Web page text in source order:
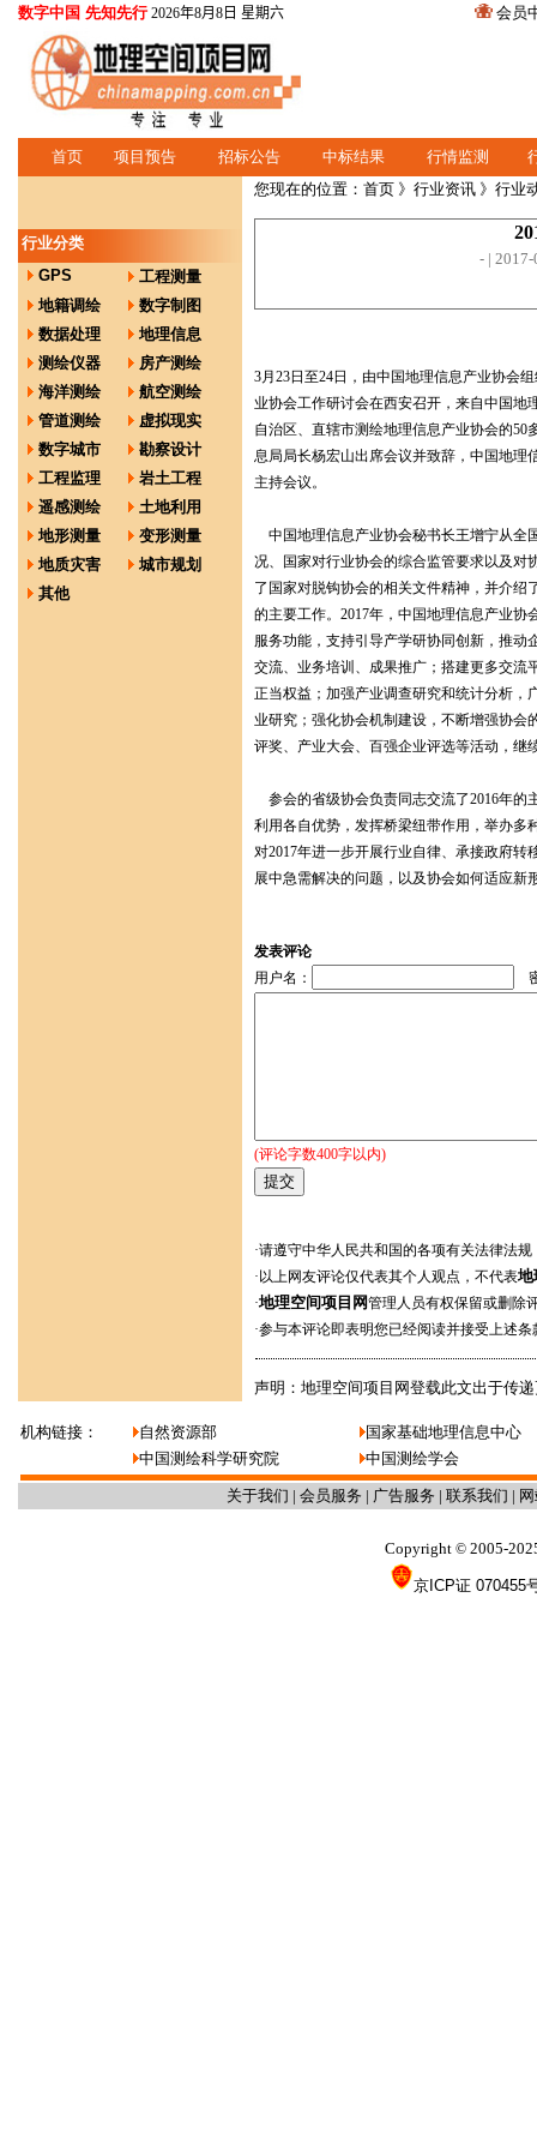
数字中国 先知先行 2026年8月8日 星期六 会员
首页 项目预告 招标公告 中标结果 行情监测
行业分类
GPS
工程测量
地籍调绘
数字制图
数据处理
地理信息
测绘仪器
房产测绘
海洋测绘
航空测绘
管道测绘
虚拟现实
数字城市
勘察设计
工程监理
岩土工程
遥感测绘
土地利用
地形测量
变形测量
地质灾害
城市规划
其他
您现在的位置： 首页 》 行业资讯 》行业
- |
3月23日至24日，由中国地理信息产业协会
业协会工作研讨会在西安召开，来自中国地
自治区、直辖市测绘地理信息产业协会的50
息局局长杨宏山出席会议并致辞，中国地理
主持会议。
中国地理信息产业协会秘书长王增宁从全
况、国家对行业协会的综合监管要求以及对
了国家对脱钩协会的相关文件精神，并介绍
的主要工作。2017年，中国地理信息产业协
服务功能，支持引导产学研协同创新，推动
交流、业务培训、成果推广；搭建更多交流
正当权益；加强产业调查研究和统计分析，
业研究；强化协会机制建设，不断增强协会
评奖、产业大会、百强企业评选等活动，继
参会的省级协会负责同志交流了2016年的
利用各自优势，发挥桥梁纽带作用，举办多
对2017年进一步开展行业自律、承接政府
展中急需解决的问题，以及协会如何适应
发表评论
用户名：
(评论字数400字以内)
·请遵守中华人民共和国的各项有关法律法规
·以上网友评论仅代表其个人观点，不代表地
·地理空间项目网管理人员有权保留或删除
·参与本评论即表明您已经阅读并接受上述条
声明：地理空间项目网登载此文出于传
机构链接： 自然资源部
国家基础地理信息中心
中国测绘科学研究院
中国测绘学会
关于我们 | 会员服务 | 广告服务 | 联系我们 |
Copyright © 2005-
京ICP证 070455